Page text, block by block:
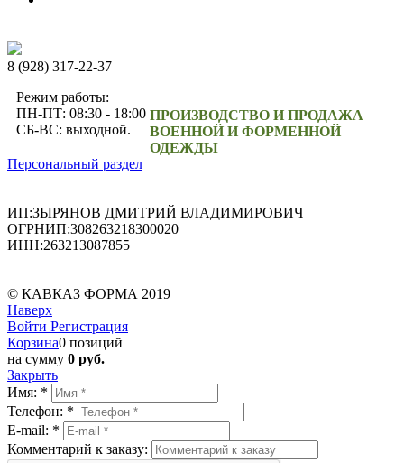
8 (928) 317-22-37
Режим работы:
ПН-ПТ: 08:30 - 18:00
СБ-ВС: выходной.
ПРОИЗВОДСТВО И ПРОДАЖА
ВОЕННОЙ И ФОРМЕННОЙ
ОДЕЖДЫ
Персональный раздел
ИП:ЗЫРЯНОВ ДМИТРИЙ ВЛАДИМИРОВИЧ
ОГРНИП:308263218300020
ИНН:263213087855
© КАВКАЗ ФОРМА 2019
Наверх
Войти Регистрация
Корзина0 позиций
на сумму 0 руб.
Закрыть
Имя: *
Телефон: *
E-mail: *
Комментарий к заказу: